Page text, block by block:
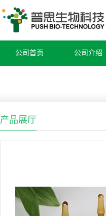
公司首页 公司介绍
产品展厅